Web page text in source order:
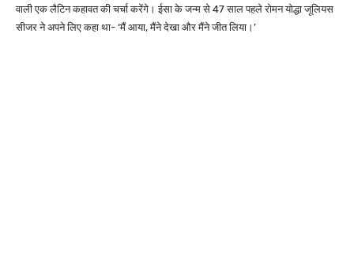
वाली एक लैटिन कहावत की चर्चा करेंगे। ईसा के जन्म से 47 साल पहले रोमन योद्धा जूलियस
सीजर ने अपने लिए कहा था- ‘मैं आया, मैंने देखा और मैंने जीत लिया।’